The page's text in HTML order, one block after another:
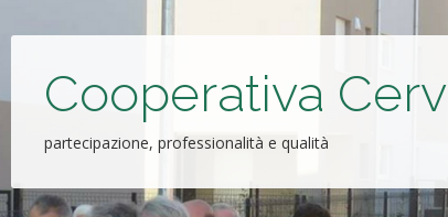
Cooperativa Cerv
partecipazione, professionalità e qualità